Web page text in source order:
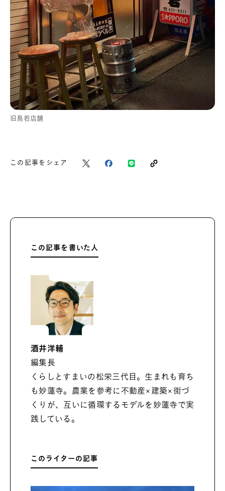
旧鳥若店舗
この記事をシェア
この記事を書いた人
酒井洋輔
編集長
くらしとすまいの松栄三代目。生まれも育ち
も妙蓮寺。農業を参考に不動産×建築×街づ
くりが、互いに循環するモデルを妙蓮寺で実
践している。
このライターの記事